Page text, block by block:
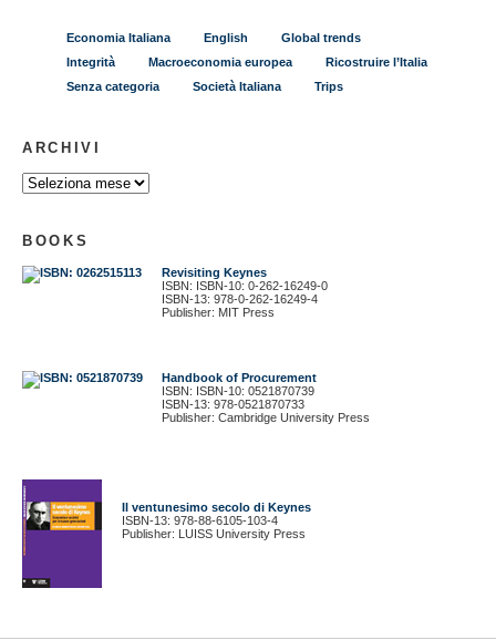
Economia Italiana English
Global trends
Integrità
Macroeconomia europea
Ricostruire l’Italia
Senza categoria
Società Italiana Trips
ARCHIVI
BOOKS
Revisiting Keynes
ISBN: ISBN-10: 0-262-16249-0
ISBN-13: 978-0-262-16249-4
Publisher: MIT Press
Handbook of Procurement
ISBN: ISBN-10: 0521870739
ISBN-13: 978-0521870733
Publisher: Cambridge University Press
Il ventunesimo secolo di Keynes
ISBN-13: 978-88-6105-103-4
Publisher: LUISS University Press